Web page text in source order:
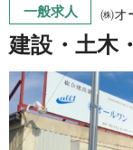
一般求人 ㈱オ
建設・土木